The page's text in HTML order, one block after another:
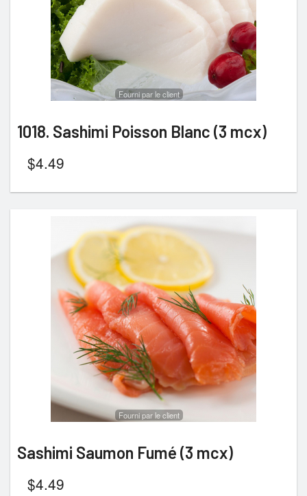
Fourni par le client
1018. Sashimi Poisson Blanc (3 mcx)
$4.49
Fourni par le client
Sashimi Saumon Fumé (3 mcx)
$4.49